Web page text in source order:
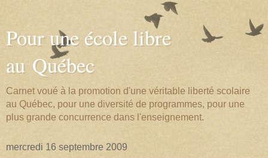
Pour une école libre
au Québec
Carnet voué à la promotion d'une véritable liberté scolaire
au Québec, pour une diversité de programmes, pour une
plus grande concurrence dans l'enseignement.
mercredi 16 septembre 2009